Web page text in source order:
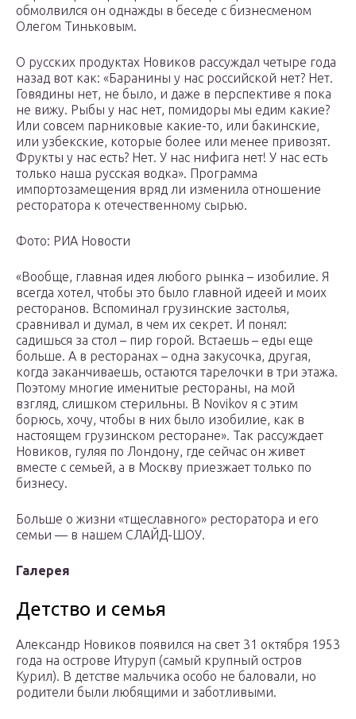
обмолвился он однажды в беседе с бизнесменом
Олегом Тиньковым.
О русских продуктах Новиков рассуждал четыре года
назад вот как: «Баранины у нас российской нет? Нет.
Говядины нет, не было, и даже в перспективе я пока
не вижу. Рыбы у нас нет, помидоры мы едим какие?
Или совсем парниковые какие-то, или бакинские,
или узбекские, которые более или менее привозят.
Фрукты у нас есть? Нет. У нас нифига нет! У нас есть
только наша русская водка». Программа
импортозамещения вряд ли изменила отношение
ресторатора к отечественному сырью.
Фото: РИА Новости
«Вообще, главная идея любого рынка – изобилие. Я
всегда хотел, чтобы это было главной идеей и моих
ресторанов. Вспоминал грузинские застолья,
сравнивал и думал, в чем их секрет. И понял:
садишься за стол – пир горой. Встаешь – еды еще
больше. А в ресторанах – одна закусочка, другая,
когда заканчиваешь, остаются тарелочки в три этажа.
Поэтому многие именитые рестораны, на мой
взгляд, слишком стерильны. В Novikov я с этим
борюсь, хочу, чтобы в них было изобилие, как в
настоящем грузинском ресторане». Так рассуждает
Новиков, гуляя по Лондону, где сейчас он живет
вместе с семьей, а в Москву приезжает только по
бизнесу.
Больше о жизни «тщеславного» ресторатора и его
семьи — в нашем СЛАЙД-ШОУ.
Галерея
Детство и семья
Александр Новиков появился на свет 31 октября 1953
года на острове Итуруп (самый крупный остров
Курил). В детстве мальчика особо не баловали, но
родители были любящими и заботливыми.